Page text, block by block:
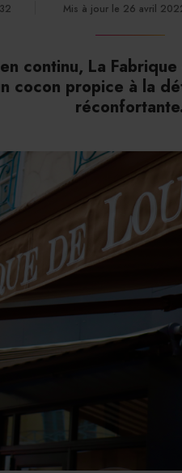
Mis à jour le 26 avril
continu, La
cocon propice à la